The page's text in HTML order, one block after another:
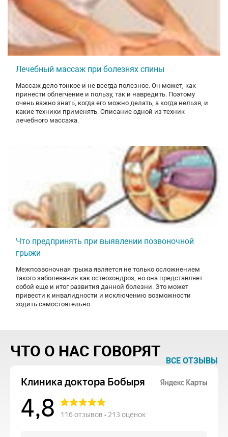
Лечебный массаж при болезнях спины
Массаж дело тонкое и не всегда полезное. Он может, как
принести облегчение и пользу, так и навредить. Поэтому
очень важно знать, когда его можно делать, а когда нельзя, и
какие техники применять. Описание одной из техник
лечебного массажа.
Что предпринять при выявлении позвоночной
грыжи
Межпозвоночная грыжа является не только осложнением
такого заболевания как остеохондроз, но она представляет
собой еще и итог развития данной болезни. Это может
привести к инвалидности и исключению возможности
ходить самостоятельно.
ЧТО О НАС ГОВОРЯТ
ВСЕ ОТЗЫВЫ